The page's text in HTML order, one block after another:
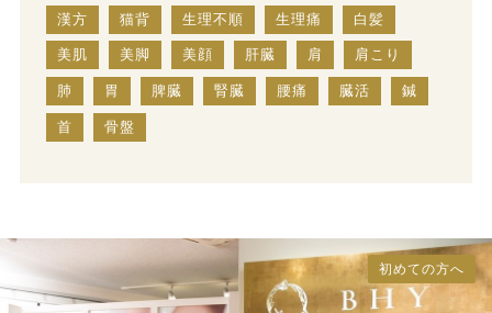
漢方 猫背 生理不順 生理痛 白髪
美肌 美脚 美顔 肝臓 肩 肩こり
肺 胃 脾臓 腎臓 腰痛 臓活 鍼
首 骨盤
初めての方へ